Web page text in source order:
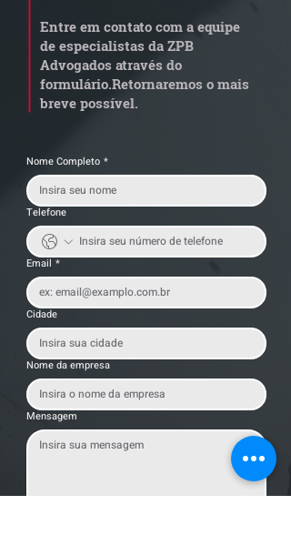
dívida condominial
anterior?
Entre em contato com a equipe
de especialistas da ZPB
Advogados através do
formulário.Retornaremos o mais
breve possível.
Nome Completo *
Telefone
Email *
Cidade
Nome da empresa
Mensagem